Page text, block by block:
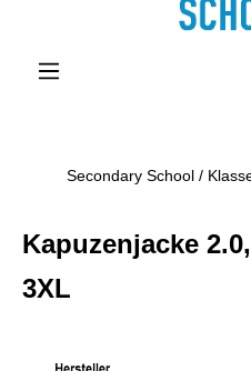
Secondary School /
Kapuzenjacke
3XL